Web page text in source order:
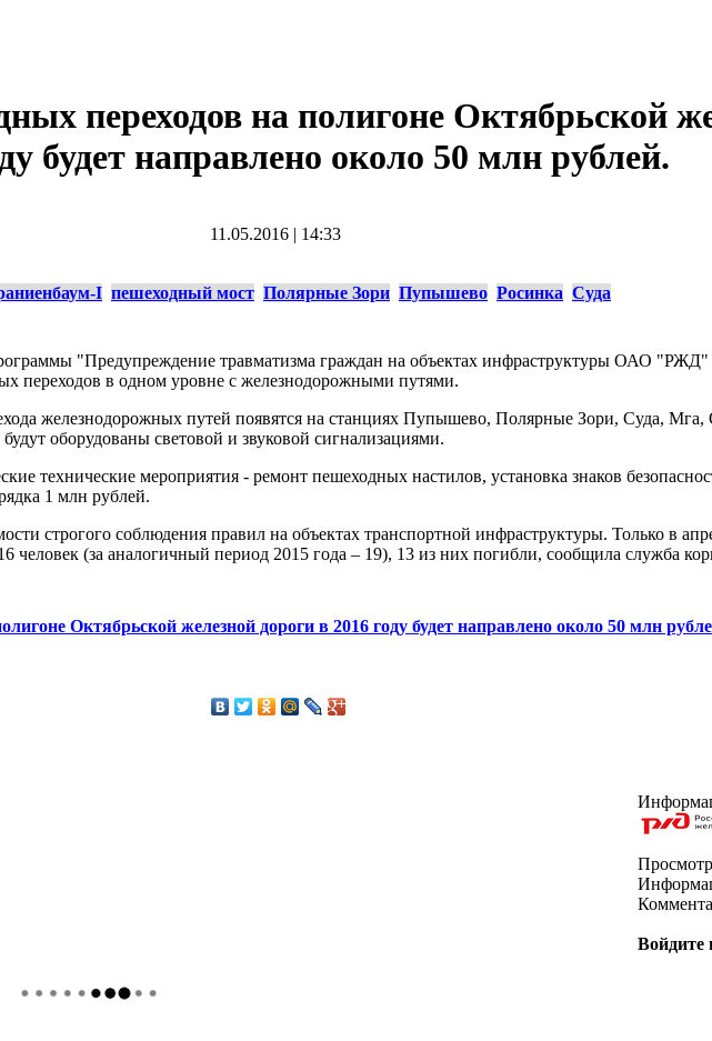
переходов на полигоне Октябрьской
будет направлено около 50 млн рублей.
11.05.2016 | 14:33
I пешеходный мост Полярные Зори Пупышево Росинка Суда
"Предупреждение травматизма граждан на объектах инфраструктуры ОАО "РЖД"
переходов в одном уровне с железнодорожными путями.
железнодорожных путей появятся на станциях Пупышево, Полярные Зори, Суда,
оборудованы световой и звуковой сигнализациями.
технические мероприятия - ремонт пешеходных настилов, установка знаков
1 млн рублей.
строгого соблюдения правил на объектах транспортной инфраструктуры. Только в
(за аналогичный период 2015 года – 19), 13 из них погибли, сообщила служба
Октябрьской железной дороги в 2016 году будет направлено около 50 млн
Войдите